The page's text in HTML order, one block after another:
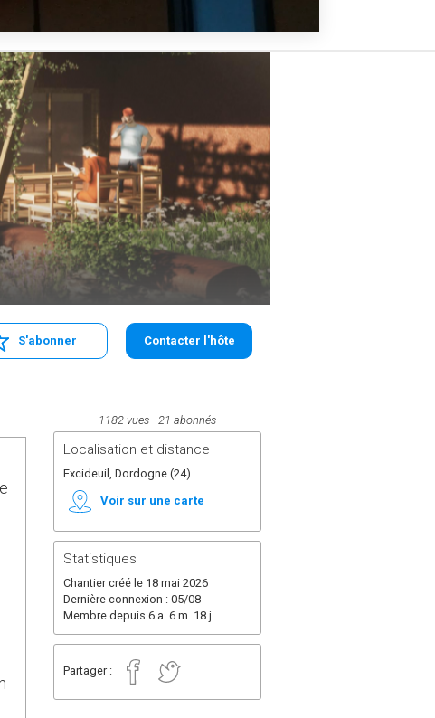
S'abonner Contacter l'hôte
1182 vues 21 abonnés
Localisation et distance
Excideuil, Dordogne (24)
Voir sur une carte
Statistiques
Chantier créé le 18 mai 2026
Dernière connexion : 05/08
Membre depuis 6 a. 6 m. 18 j.
Partager :